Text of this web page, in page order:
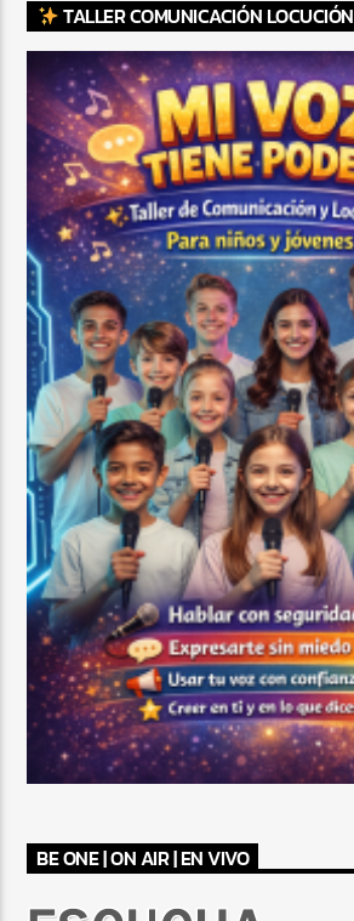
TALLER COMUNICACIÓN LOCUCIÓN
BE ONE | ON AIR | EN VIVO